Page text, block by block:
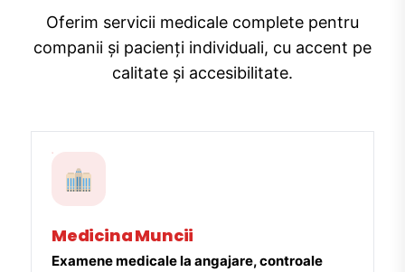
Oferim servicii medicale complete pentru
companii și pacienți individuali, cu accent pe
calitate și accesibilitate.
Medicina Muncii
Examene medicale la angajare, controale